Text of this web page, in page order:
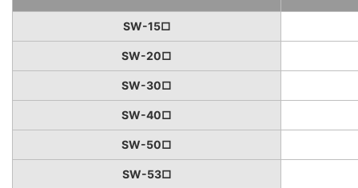
SW-15□
SW-20□
SW-30□
SW-40□
SW-50□
SW-53□